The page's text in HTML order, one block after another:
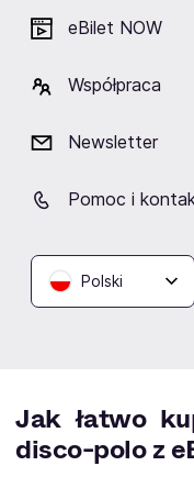
eBilet NOW
Współpraca
Newsletter
Pomoc i
Polski
Aby być na
warto regularnie
znajdzieszTop
DziękiEvent
disco-polo znajdzie
MiG, Piękni i
Regularnie
dostarczając
Jak łatwo
disco-polo z